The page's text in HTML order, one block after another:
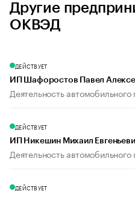
Другие
ОКВЭД
ДЕЙСТВУЕТ
ИП Шафоростов Павел
Деятельность автомобильного
ДЕЙСТВУЕТ
ИП Никешин Михаил
Деятельность автомобильного
ДЕЙСТВУЕТ